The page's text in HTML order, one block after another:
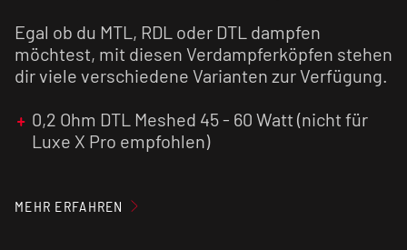
Egal ob du MTL, RDL oder DTL dampfen
möchtest, mit diesen Verdampferköpfen stehen
dir viele verschiedene Varianten zur Verfügung.
0,2 Ohm DTL Meshed 45 - 60 Watt (nicht für
Luxe X Pro empfohlen)
MEHR ERFAHREN